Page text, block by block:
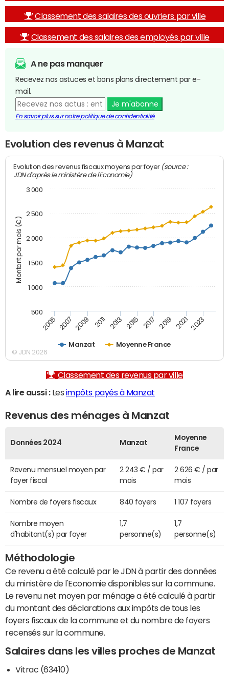
Classement des salaires des ouvriers par ville
Classement des salaires des employés par ville
A ne pas manquer
Recevez nos astuces et bons plans directement par e-
mail.
Je m'abonne
En savoir plus sur notre politique de confidentialité
Evolution des revenus à Manzat
Montant par mois (€)
Evolution des revenus fiscaux moyens par foyer (source :
JDN d'après le ministère de l'Economie)
Manzat Moyenne France
2005 2007 2009 2011 2013 2015 2017 2019 2021 2023
500
1 000
1 500
2 000
2 500
3 000
© JDN 2026
Classement des revenus par ville
A lire aussi :Les impôts payés à Manzat
Revenus des ménages à Manzat
Données 2024 Manzat
Moyenne
France
Revenu mensuel moyen par
foyer fiscal
2 243 € / par
mois
2 626 € / par
mois
Nombre de foyers fiscaux 840 foyers 1 107 foyers
Nombre moyen
d'habitant(s) par foyer
1,7
personne(s)
1,7
personne(s)
Méthodologie
Ce revenu a été calculé par le JDN à partir des données
du ministère de l'Economie disponibles sur la commune.
Le revenu net moyen par ménage a été calculé à partir
du montant des déclarations aux impôts de tous les
foyers fiscaux de la commune et du nombre de foyers
recensés sur la commune.
Salaires dans les villes proches de Manzat
Vitrac (63410)